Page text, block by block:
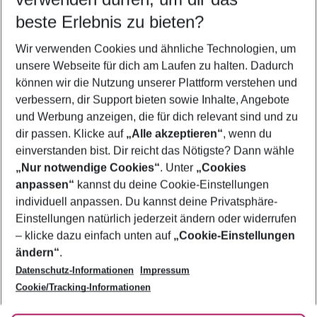
5-8 Nächte
2 Erwachsene Keine Kinder
Mehr Filter anzeigen
Footer
Footer navigation
Über uns
AGB
Bestpreisgarantie
Cookie-Einstellungen ändern
Cookie-Richtlinie
Agenturbetreuung
Barrierefreies Reisen
Folge uns
beste Erlebnis zu bieten?
Wir verwenden Cookies und ähnliche Technologien, um
unsere Webseite für dich am Laufen zu halten. Dadurch
können wir die Nutzung unserer Plattform verstehen und
verbessern, dir Support bieten sowie Inhalte, Angebote
und Werbung anzeigen, die für dich relevant sind und zu
dir passen. Klicke auf „Alle akzeptieren“, wenn du
einverstanden bist. Dir reicht das Nötigste? Dann wähle
„Nur notwendige Cookies“. Unter „Cookies
anpassen“ kannst du deine Cookie-Einstellungen
individuell anpassen. Du kannst deine Privatsphäre-
Einstellungen natürlich jederzeit ändern oder widerrufen
– klicke dazu einfach unten auf „Cookie-Einstellungen
ändern“.
Datenschutz-Informationen
Impressum
Cookie/Tracking-Informationen